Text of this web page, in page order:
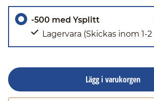
-500 med Ysplitt
Lagervara (Skickas inom 1-
Lägg i varukorgen